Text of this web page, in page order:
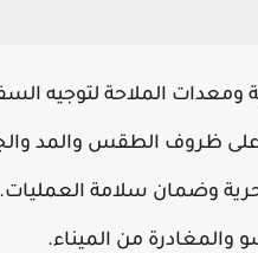
ومعدات الملاحة لتوجيه
ظروف الطقس والمد والجزر
وضمان سلامة العمليات.
من الميناء.